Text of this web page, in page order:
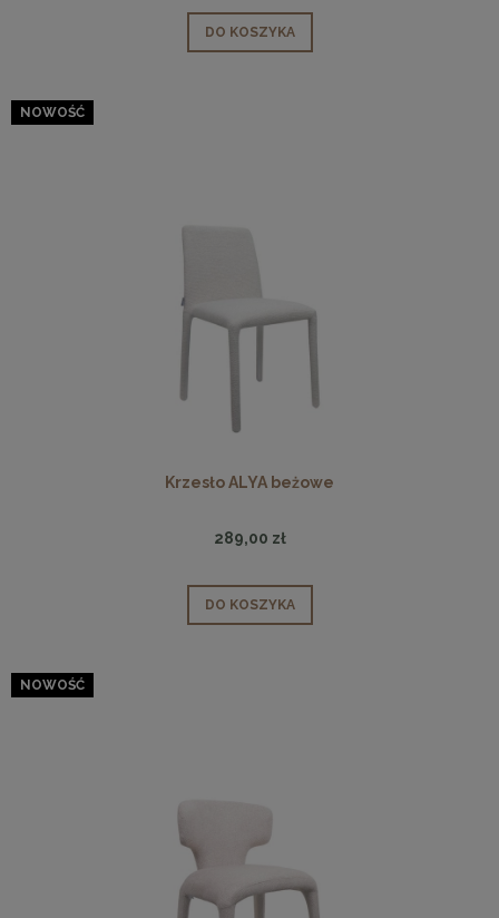
DO KOSZYKA
Krzesło ALYA beżowe
289,00 zł
DO KOSZYKA
NOWOŚĆ
NOWOŚĆ